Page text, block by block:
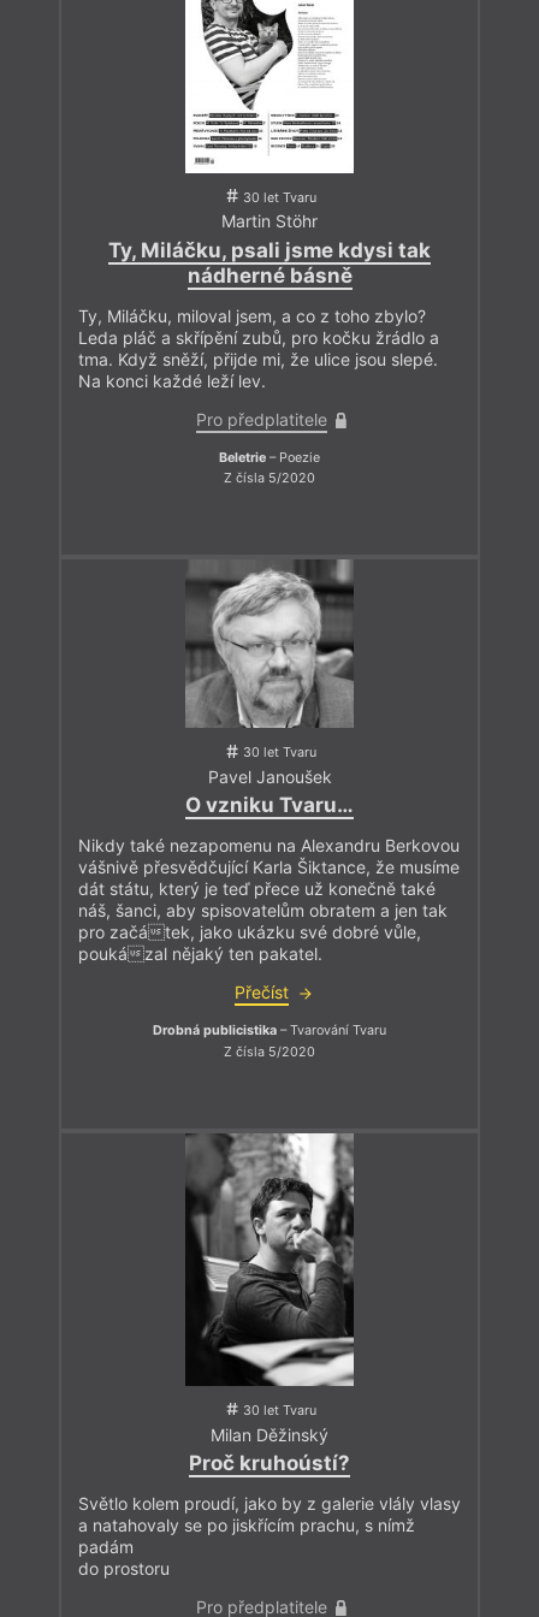
jiný… Jedno z následujících tematických čísel chceme
věnovat jeho dílu, neboť jeho velikost nebyla ještě dostatečně
rozpoznána a doceněna.
Stando, děkuju Ti za všechno!
30 let Tvaru
Martin Stöhr
Ty, Miláčku, psali jsme kdysi tak
nádherné básně
Ty, Miláčku, miloval jsem, a co z toho zbylo?
Leda pláč a skřípění zubů, pro kočku žrádlo a
tma. Když sněží, přijde mi, že ulice jsou slepé.
Na konci každé leží lev.
Pro předplatitele
Beletrie – Poezie
Z čísla 5/2020
30 let Tvaru
Pavel Janoušek
O vzniku Tvaru…
Nikdy také nezapomenu na Alexandru Berkovou
vášnivě přesvědčující Karla Šiktance, že musíme
dát státu, který je teď přece už konečně také
náš, šanci, aby spisovatelům obratem a jen tak
pro začátek, jako ukázku své dobré vůle,
poukázal nějaký ten pakatel.
Přečíst
Drobná publicistika – Tvarování Tvaru
Z čísla 5/2020
30 let Tvaru
Milan Děžinský
Proč kruhoústí?
Světlo kolem proudí, jako by z galerie vlály vlasy
a natahovaly se po jiskřícím prachu, s nímž
padám
do prostoru
Pro předplatitele